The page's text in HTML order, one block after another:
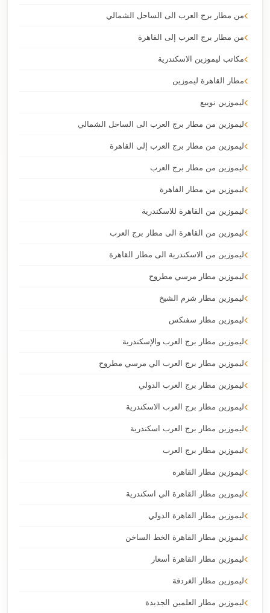
من مطار برج العرب الى الساحل الشمالي
من مطار برج العرب إلى القاهرة
مكاتب ليموزين الاسكندرية
مطار القاهرة ليموزين
ليموزين نويبع
ليموزين من مطار برج العرب الى الساحل الشمالي
ليموزين من مطار برج العرب إلى القاهرة
ليموزين من مطار برج العرب
ليموزين من مطار القاهرة
ليموزين من القاهرة للاسكندرية
ليموزين من القاهرة الى مطار برج العرب
ليموزين من الاسكندرية الى مطار القاهرة
ليموزين مطار مرسي مطروح
ليموزين مطار شرم الشيخ
ليموزين مطار سفنكس
ليموزين مطار برج العرب والإسكندرية
ليموزين مطار برج العرب الي مرسي مطروح
ليموزين مطار برج العرب الدولي
ليموزين مطار برج العرب الاسكندرية
ليموزين مطار برج العرب اسكندرية
ليموزين مطار برج العرب
ليموزين مطار القاهره
ليموزين مطار القاهرة الي اسكندرية
ليموزين مطار القاهرة الدولي
ليموزين مطار القاهرة الخط الساخن
ليموزين مطار القاهرة أسعار
ليموزين مطار الغردقة
ليموزين مطار العلمين الجديدة